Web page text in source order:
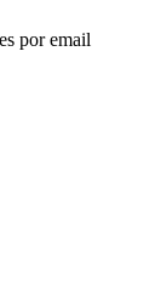
por email